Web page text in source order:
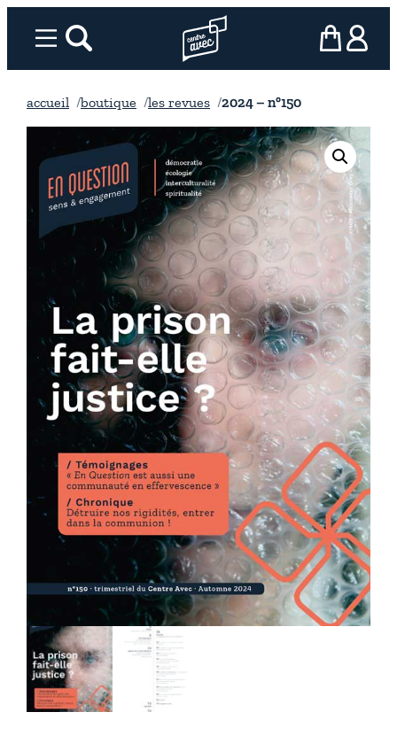
Menurechercher Page d’accueil l’association
mon panier
ma
accueil boutique les revues 2024 – n°150